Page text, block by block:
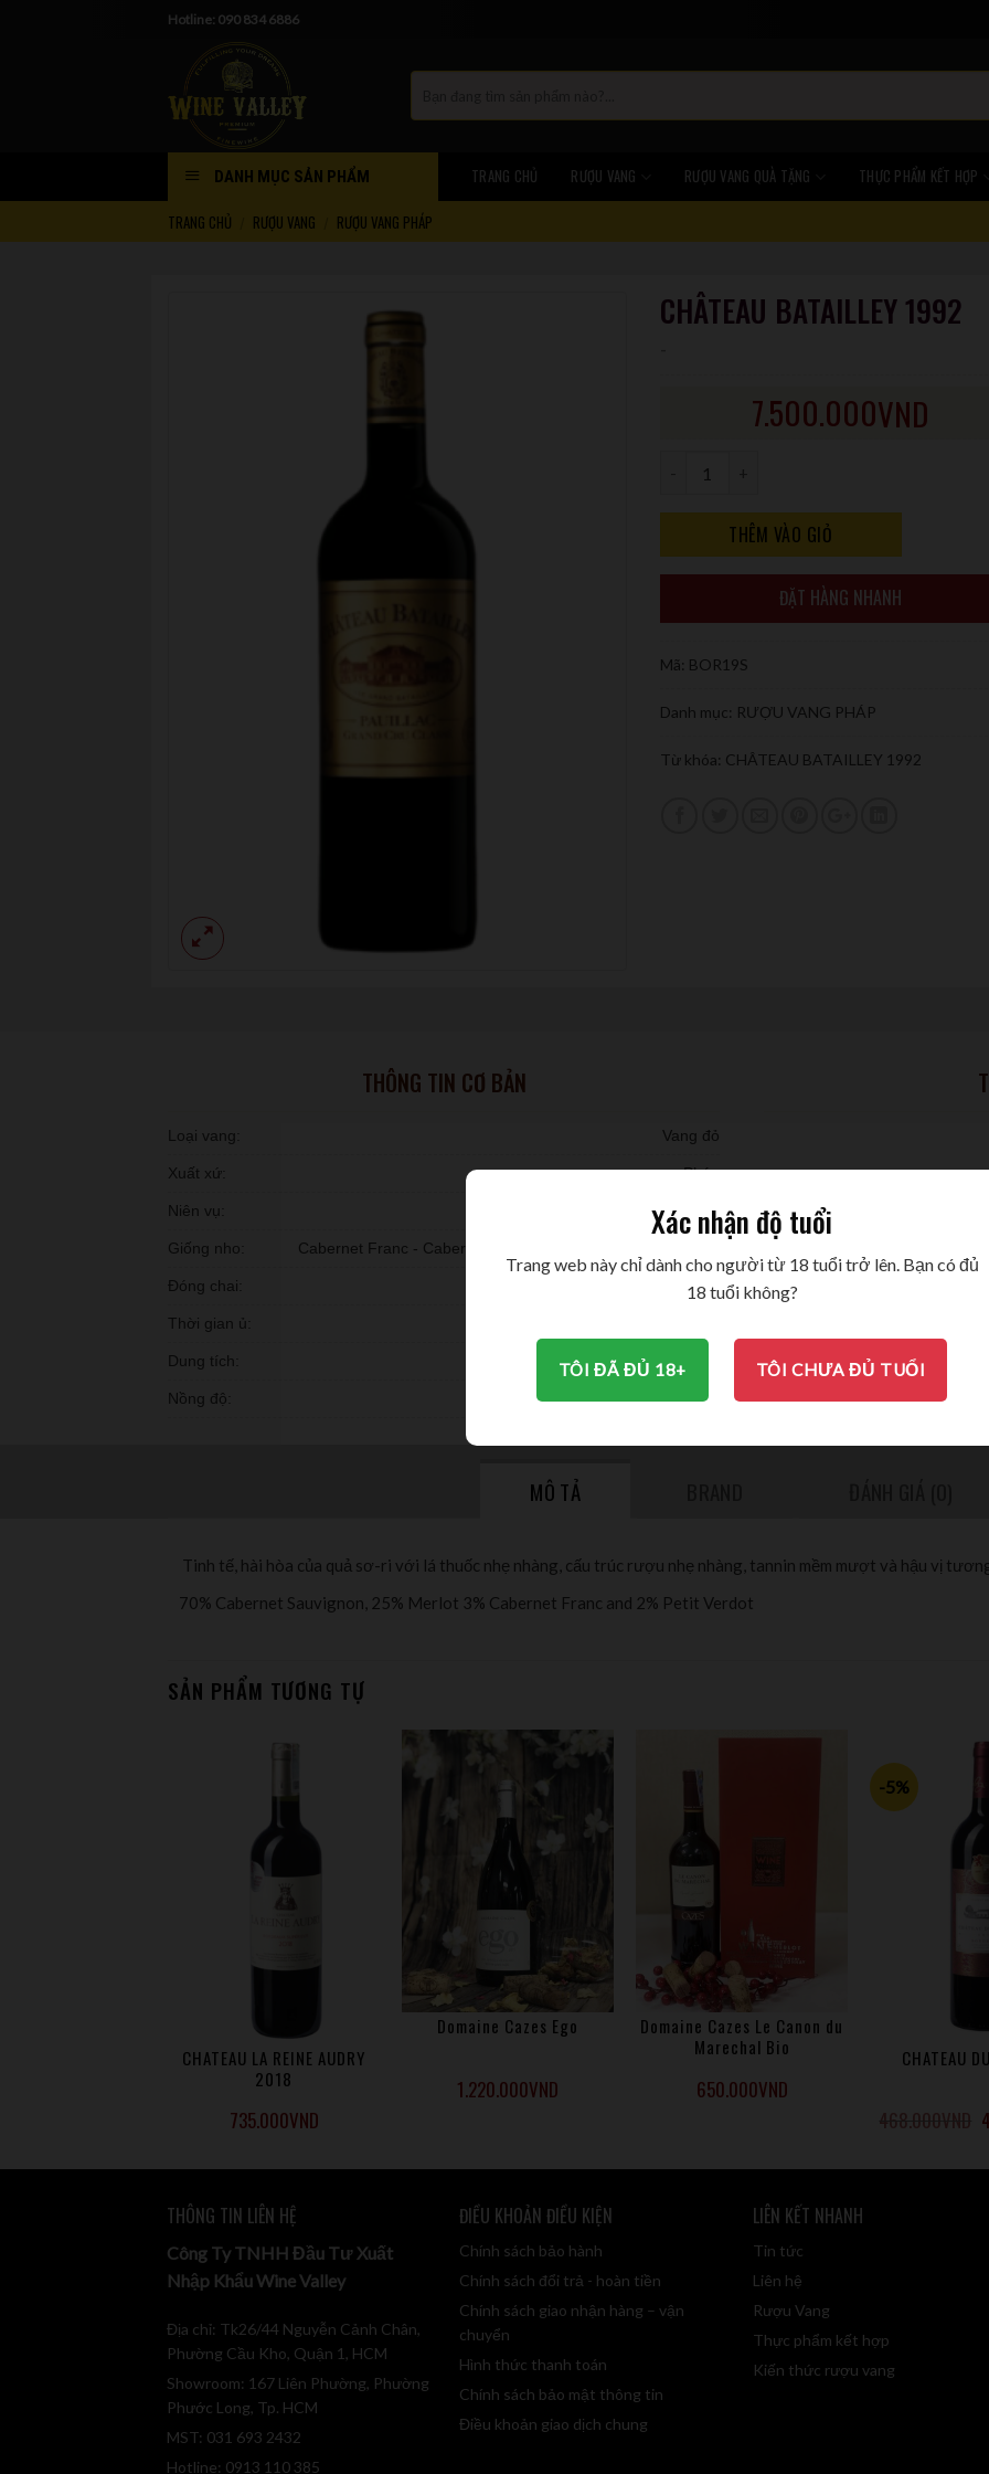
Hotline: 090 834 6886
DANH MỤC SẢN PHẨM TRANG CHỦ RƯỢU VANG RƯỢU VANG QUÀ TẶNG THỰC PHẨM KẾT HỢP
TRANG CHỦ RƯỢU VANG RƯỢU VANG PHÁP
CHÂTEAU BATAILLEY 1992
7.500.000VND
THÊM VÀO GIỎ
ĐẶT HÀNG NHANH
Mã: BOR19S
Danh mục: RƯỢU VANG PHÁP
Từ khóa: CHÂTEAU BATAILLEY 1992
THÔNG TIN CƠ BẢN
Loại vang: Vang đỏ
Xuất xứ: Pháp
Niên vụ: 1992
Giống nho: Cabernet Franc - Cabernet Sauvignon - Merlot - Petit Verdot
Đóng chai:
Thời gian ủ:
Dung tích:
Nồng độ:
MÔ TẢ
Tinh tế, hài hòa của quả sơ-ri với lá thuốc nhẹ nhàng, cấu trúc rượu nhẹ nhàng, tannin mềm mượt và hậu vị
70% Cabernet Sauvignon, 25% Merlot 3% Cabernet Franc and 2% Petit Verdot
SẢN PHẨM TƯƠNG TỰ
CHATEAU LA REINE AUDRY
2018
735.000VND
Domaine Cazes Ego
1.220.000VND
Domaine Cazes Le Canon du
Marechal Bio
650.000VND
-5%
CHATEAU
THÔNG TIN LIÊN HỆ
Công Ty TNHH Đầu Tư Xuất
Nhập Khẩu Wine Valley
Địa chỉ: Tk26/44 Nguyễn Cảnh Chân,
Phường Cầu Kho, Quận 1, HCM
Showroom: 167 Liên Phường, Phường
Phước Long, Tp. HCM
MST: 031 693 2432
Hotline: 0913 110 385
ĐIỀU KHOẢN ĐIỀU KIỆN
Chính sách bảo hành
Chính sách đổi trả - hoàn tiền
Chính sách giao nhận hàng – vận
chuyển
Hình thức thanh toán
Chính sách bảo mật thông tin
Điều khoản giao dịch chung
LIÊN KẾT NHANH
Tin tức
Liên hệ
Rượu Vang
Thực phẩm kết hợp
Kiến thức rượu vang
Xác nhận độ tuổi
Trang web này chỉ dành cho người từ 18 tuổi trở lên. Bạn có đủ
18 tuổi không?
TÔI ĐÃ ĐỦ 18+ TÔI CHƯA ĐỦ TUỔI